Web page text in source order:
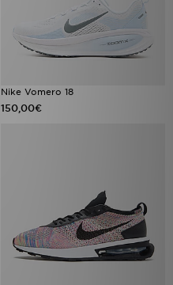
Nike Vomero 18
150,00€